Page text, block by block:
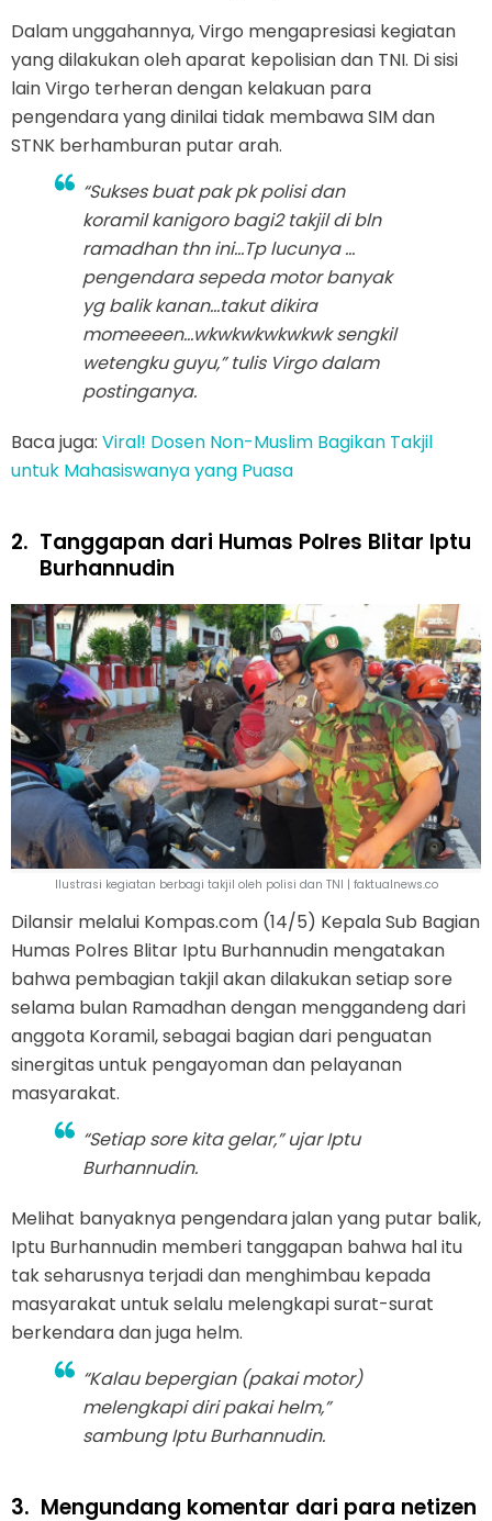
Dalam unggahannya, Virgo mengapresiasi kegiatan
yang dilakukan oleh aparat kepolisian dan TNI. Di sisi
lain Virgo terheran dengan kelakuan para
pengendara yang dinilai tidak membawa SIM dan
STNK berhamburan putar arah.
“Sukses buat pak pk polisi dan
koramil kanigoro bagi2 takjil di bln
ramadhan thn ini…Tp lucunya …
pengendara sepeda motor banyak
yg balik kanan…takut dikira
momeeeen…wkwkwkwkwkwk sengkil
wetengku guyu,” tulis Virgo dalam
postinganya.
Baca juga: Viral! Dosen Non-Muslim Bagikan Takjil
untuk Mahasiswanya yang Puasa
2. Tanggapan dari Humas Polres Blitar Iptu
Burhannudin
Ilustrasi kegiatan berbagi takjil oleh polisi dan TNI | faktualnews.co
Dilansir melalui Kompas.com (14/5) Kepala Sub Bagian
Humas Polres Blitar Iptu Burhannudin mengatakan
bahwa pembagian takjil akan dilakukan setiap sore
selama bulan Ramadhan dengan menggandeng dari
anggota Koramil, sebagai bagian dari penguatan
sinergitas untuk pengayoman dan pelayanan
masyarakat.
“Setiap sore kita gelar,” ujar Iptu
Burhannudin.
Melihat banyaknya pengendara jalan yang putar balik,
Iptu Burhannudin memberi tanggapan bahwa hal itu
tak seharusnya terjadi dan menghimbau kepada
masyarakat untuk selalu melengkapi surat-surat
berkendara dan juga helm.
“Kalau bepergian (pakai motor)
melengkapi diri pakai helm,”
sambung Iptu Burhannudin.
3. Mengundang komentar dari para netizen